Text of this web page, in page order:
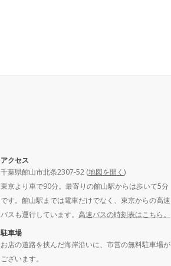
アクセス
千葉県館山市北条2307-52 (地図を開く )
東京より車で90分。最寄りの館山駅からは歩いて5分
です。館山駅までは電車だけでなく、東京からの高速
バスも運行しています。 高速バスの時刻表はこちら。
駐車場
お店の道路を挟んだ海岸沿いに、市営の無料駐車場が
ございます。